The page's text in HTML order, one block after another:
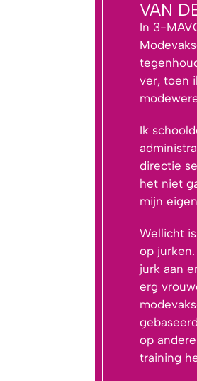
VAN
In 3-
ver, toen
Ik
directie
het niet
mijn
Wellicht
op
jurk aan
erg
op
training